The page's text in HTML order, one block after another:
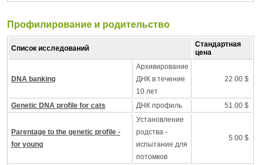
Профилирование и pодительство
Список исследований
Стандартная
цена
DNA banking
Архивирование
ДНК в течение
10 лет
22.00 $
Genetic DNA profile for cats ДНК профиль 51.00 $
Parentage to the genetic profile -
for young
Установление
родства -
испытание для
потомков
5.00 $